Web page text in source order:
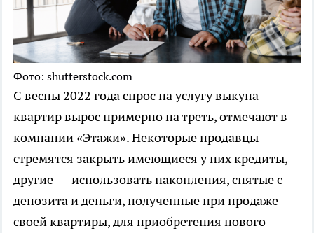
Фото: shutterstock.com
С весны 2022 года спрос на услугу выкупа
квартир вырос примерно на треть, отмечают в
компании «Этажи». Некоторые продавцы
стремятся закрыть имеющиеся у них кредиты,
другие — использовать накопления, снятые с
депозита и деньги, полученные при продаже
своей квартиры, для приобретения нового